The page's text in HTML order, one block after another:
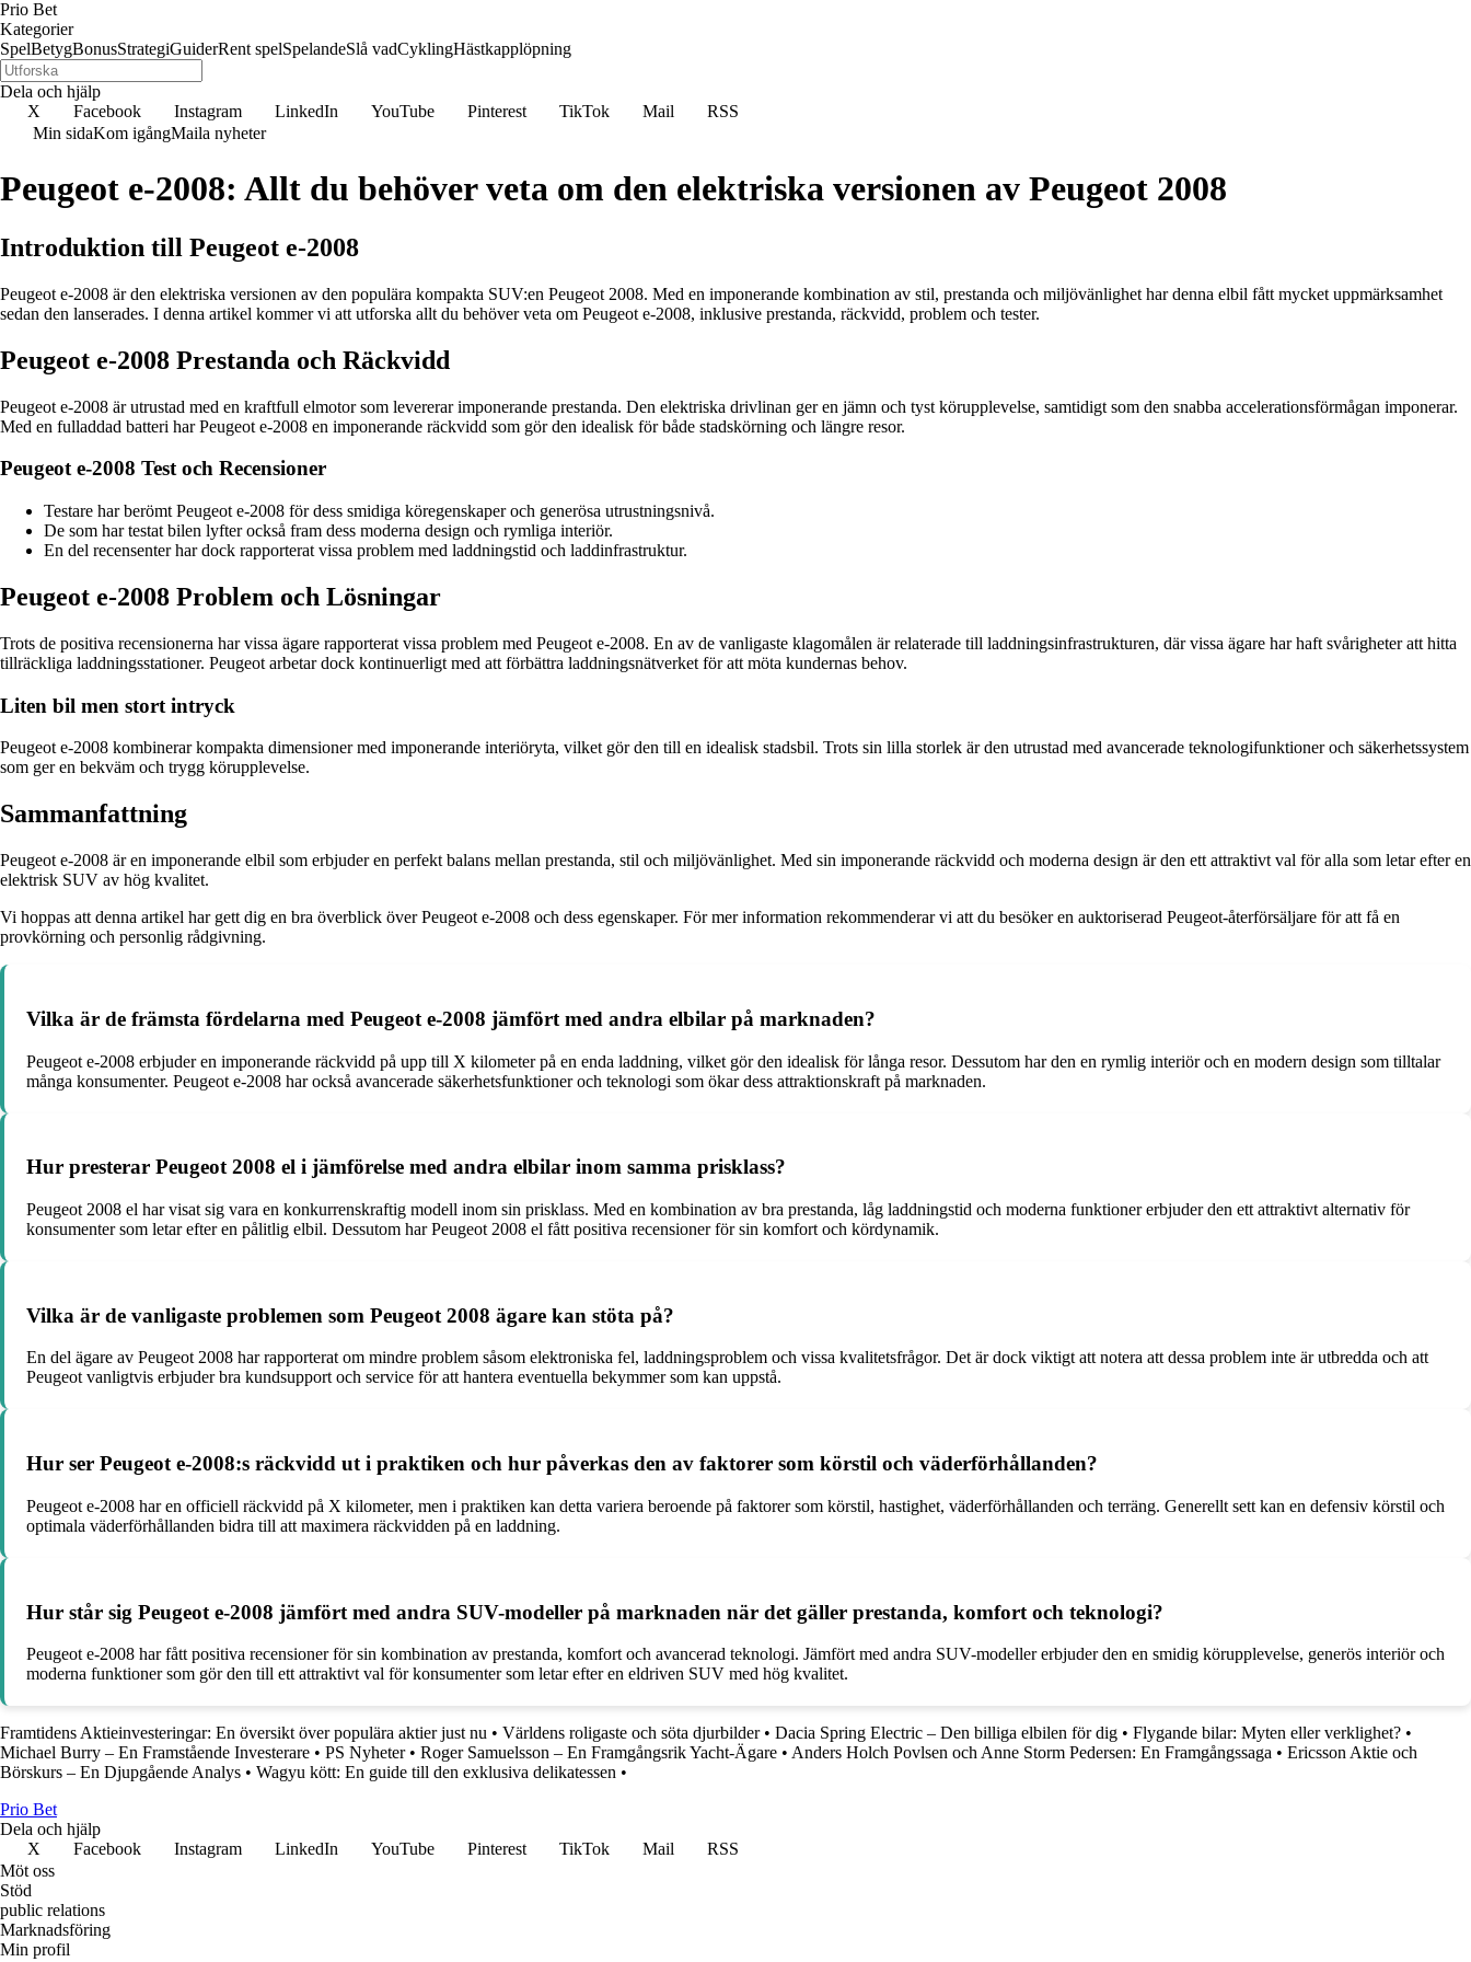
Prio Bet
Kategorier
SpelBetygBonusStrategiGuiderRent spelSpelandeSlå vadCyklingHästkapplöpning
Dela och hjälp
X
Facebook Instagram LinkedIn YouTube Pinterest TikTok Mail
RSS
Min sidaKom igångMaila nyheter
Peugeot e-2008: Allt du behöver veta om den elektriska versionen av Peugeot 2008
Introduktion till Peugeot e-2008
Peugeot e-2008 är den elektriska versionen av den populära kompakta SUV:en Peugeot 2008. Med en imponerande kombination av stil, prestanda och miljövänlighet har denna elbil fått mycket uppmärksamhet
sedan den lanserades. I denna artikel kommer vi att utforska allt du behöver veta om Peugeot e-2008, inklusive prestanda, räckvidd, problem och tester.
Peugeot e-2008 Prestanda och Räckvidd
Peugeot e-2008 är utrustad med en kraftfull elmotor som levererar imponerande prestanda. Den elektriska drivlinan ger en jämn och tyst körupplevelse, samtidigt som den snabba accelerationsförmågan imponerar.
Med en fulladdad batteri har Peugeot e-2008 en imponerande räckvidd som gör den idealisk för både stadskörning och längre resor.
Peugeot e-2008 Test och Recensioner
Testare har berömt Peugeot e-2008 för dess smidiga köregenskaper och generösa utrustningsnivå.
De som har testat bilen lyfter också fram dess moderna design och rymliga interiör.
En del recensenter har dock rapporterat vissa problem med laddningstid och laddinfrastruktur.
Peugeot e-2008 Problem och Lösningar
Trots de positiva recensionerna har vissa ägare rapporterat vissa problem med Peugeot e-2008. En av de vanligaste klagomålen är relaterade till laddningsinfrastrukturen, där vissa ägare har haft svårigheter att hitta
tillräckliga laddningsstationer. Peugeot arbetar dock kontinuerligt med att förbättra laddningsnätverket för att möta kundernas behov.
Liten bil men stort intryck
Peugeot e-2008 kombinerar kompakta dimensioner med imponerande interiöryta, vilket gör den till en idealisk stadsbil. Trots sin lilla storlek är den utrustad med avancerade teknologifunktioner och säkerhetssystem
som ger en bekväm och trygg körupplevelse.
Sammanfattning
Peugeot e-2008 är en imponerande elbil som erbjuder en perfekt balans mellan prestanda, stil och miljövänlighet. Med sin imponerande räckvidd och moderna design är den ett attraktivt val för alla som letar efter en
elektrisk SUV av hög kvalitet.
Vi hoppas att denna artikel har gett dig en bra överblick över Peugeot e-2008 och dess egenskaper. För mer information rekommenderar vi att du besöker en auktoriserad Peugeot-återförsäljare för att få en
provkörning och personlig rådgivning.
Vilka är de främsta fördelarna med Peugeot e-2008 jämfört med andra elbilar på marknaden?
Peugeot e-2008 erbjuder en imponerande räckvidd på upp till X kilometer på en enda laddning, vilket gör den idealisk för långa resor. Dessutom har den en rymlig interiör och en modern design som tilltalar
många konsumenter. Peugeot e-2008 har också avancerade säkerhetsfunktioner och teknologi som ökar dess attraktionskraft på marknaden.
Hur presterar Peugeot 2008 el i jämförelse med andra elbilar inom samma prisklass?
Peugeot 2008 el har visat sig vara en konkurrenskraftig modell inom sin prisklass. Med en kombination av bra prestanda, låg laddningstid och moderna funktioner erbjuder den ett attraktivt alternativ för
konsumenter som letar efter en pålitlig elbil. Dessutom har Peugeot 2008 el fått positiva recensioner för sin komfort och kördynamik.
Vilka är de vanligaste problemen som Peugeot 2008 ägare kan stöta på?
En del ägare av Peugeot 2008 har rapporterat om mindre problem såsom elektroniska fel, laddningsproblem och vissa kvalitetsfrågor. Det är dock viktigt att notera att dessa problem inte är utbredda och att
Peugeot vanligtvis erbjuder bra kundsupport och service för att hantera eventuella bekymmer som kan uppstå.
Hur ser Peugeot e-2008:s räckvidd ut i praktiken och hur påverkas den av faktorer som körstil och väderförhållanden?
Peugeot e-2008 har en officiell räckvidd på X kilometer, men i praktiken kan detta variera beroende på faktorer som körstil, hastighet, väderförhållanden och terräng. Generellt sett kan en defensiv körstil och
optimala väderförhållanden bidra till att maximera räckvidden på en laddning.
Hur står sig Peugeot e-2008 jämfört med andra SUV-modeller på marknaden när det gäller prestanda, komfort och teknologi?
Peugeot e-2008 har fått positiva recensioner för sin kombination av prestanda, komfort och avancerad teknologi. Jämfört med andra SUV-modeller erbjuder den en smidig körupplevelse, generös interiör och
moderna funktioner som gör den till ett attraktivt val för konsumenter som letar efter en eldriven SUV med hög kvalitet.
Framtidens Aktieinvesteringar: En översikt över populära aktier just nu • Världens roligaste och söta djurbilder• Dacia Spring Electric – Den billiga elbilen för dig • Flygande bilar: Myten eller verklighet? •
Michael Burry – En Framstående Investerare • PS Nyheter• Roger Samuelsson – En Framgångsrik Yacht-Ägare • Anders Holch Povlsen och Anne Storm Pedersen: En Framgångssaga • Ericsson Aktie och
Börskurs – En Djupgående Analys • Wagyu kött: En guide till den exklusiva delikatessen •
Prio Bet
Dela och hjälp
X
Facebook Instagram LinkedIn YouTube Pinterest TikTok Mail
RSS
Möt oss
Stöd
public relations
Marknadsföring
Min profil